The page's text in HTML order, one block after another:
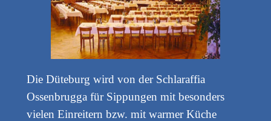
Die Düteburg wird von der Schlaraffia
Ossenbrugga für Sippungen mit besonders
vielen Einreitern bzw. mit warmer Küche